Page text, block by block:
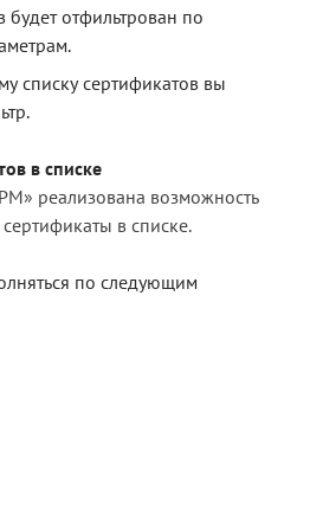
будет отфильтрован по
списку сертификатов вы
в списке
реализована возможность
в списке.
по следующим